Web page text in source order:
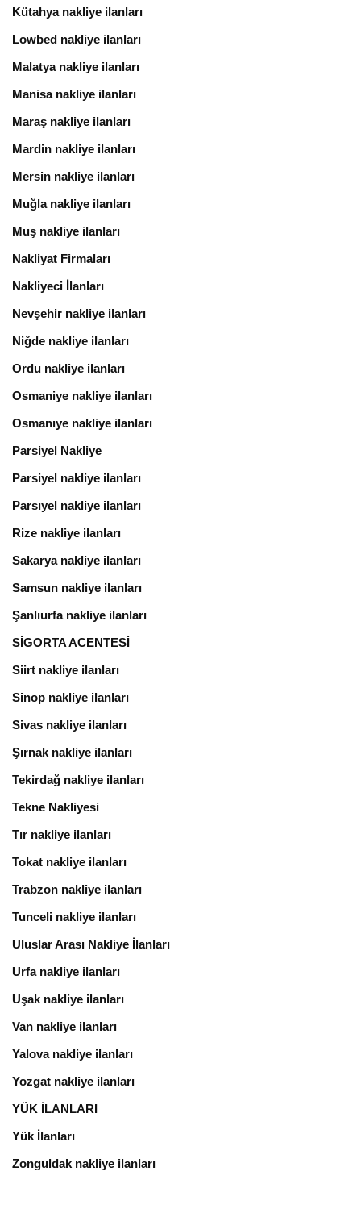
Kütahya nakliye ilanları
Lowbed nakliye ilanları
Malatya nakliye ilanları
Manisa nakliye ilanları
Maraş nakliye ilanları
Mardin nakliye ilanları
Mersin nakliye ilanları
Muğla nakliye ilanları
Muş nakliye ilanları
Nakliyat Firmaları
Nakliyeci İlanları
Nevşehir nakliye ilanları
Niğde nakliye ilanları
Ordu nakliye ilanları
Osmaniye nakliye ilanları
Osmanıye nakliye ilanları
Parsiyel Nakliye
Parsiyel nakliye ilanları
Parsıyel nakliye ilanları
Rize nakliye ilanları
Sakarya nakliye ilanları
Samsun nakliye ilanları
Şanlıurfa nakliye ilanları
SİGORTA ACENTESİ
Siirt nakliye ilanları
Sinop nakliye ilanları
Sivas nakliye ilanları
Şırnak nakliye ilanları
Tekirdağ nakliye ilanları
Tekne Nakliyesi
Tır nakliye ilanları
Tokat nakliye ilanları
Trabzon nakliye ilanları
Tunceli nakliye ilanları
Uluslar Arası Nakliye İlanları
Urfa nakliye ilanları
Uşak nakliye ilanları
Van nakliye ilanları
Yalova nakliye ilanları
Yozgat nakliye ilanları
YÜK İLANLARI
Yük İlanları
Zonguldak nakliye ilanları